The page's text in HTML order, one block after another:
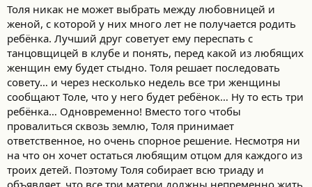
и
Толя никак не может выбрать между любовницей и
женой, с которой у них много лет не получается родить
ребёнка. Лучший друг советует ему переспать с
танцовщицей в клубе и понять, перед какой из любящих
женщин ему будет стыдно. Толя решает последовать
совету… и через несколько недель все три женщины
сообщают Толе, что у него будет ребёнок… Ну то есть три
ребёнка… Одновременно! Вместо того чтобы
провалиться сквозь землю, Толя принимает
ответственное, но очень спорное решение. Несмотря ни
на что он хочет остаться любящим отцом для каждого из
троих детей. Поэтому Толя собирает всю триаду и
объявляет, что все три матери должны непременно жить